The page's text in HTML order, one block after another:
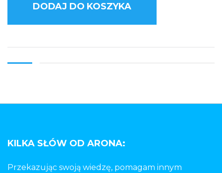
DODAJ DO KOSZYKA
KILKA SŁÓW OD ARONA:
Przekazując swoją wiedzę, pomagam innym